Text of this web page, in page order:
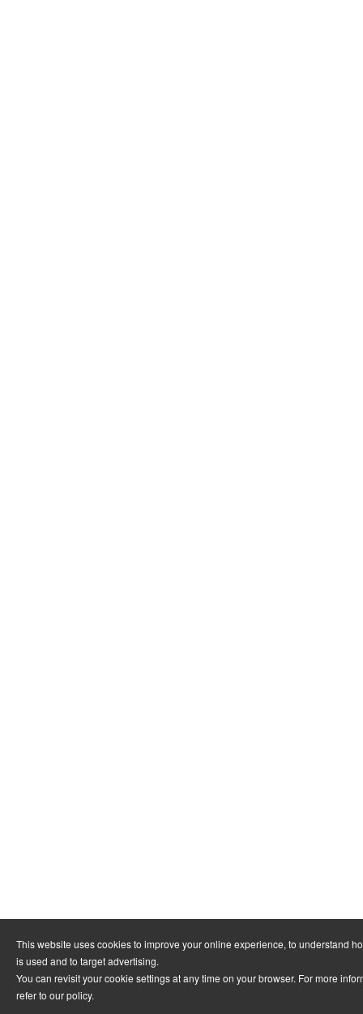
This website uses cookies to improve your online experience, to understand
is used and to target advertising.
You can revisit your cookie settings at any time on your browser. For more
refer to our policy.